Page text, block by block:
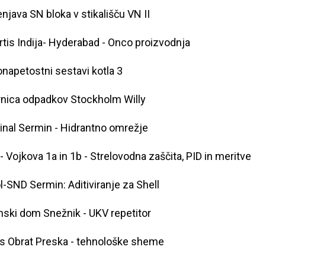
SN bloka v stikališču VN II
Indija- Hyderabad - Onco proizvodnja
sestavi kotla 3
odpadkov Stockholm Willy
Sermin - Hidrantno omrežje
Vojkova 1a in 1b - Strelovodna zaščita, PID in meritve
SND Sermin: Aditiviranje za Shell
dom Snežnik - UKV repetitor
Obrat Preska - tehnološke sheme